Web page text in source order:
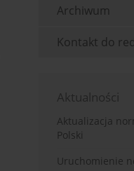
Archiwum
Kontakt do
Aktualności
Aktualizacja
Polski
Uruchomienie